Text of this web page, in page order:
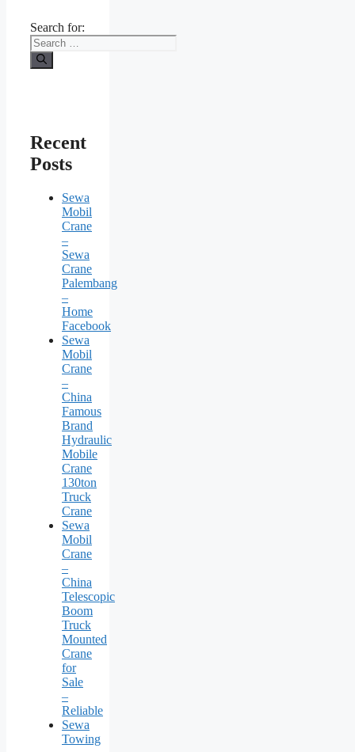
Search for:
Recent
Posts
Sewa
Mobil
Crane
–
Sewa
Crane
Palembang
–
Home
Facebook
Sewa
Mobil
Crane
–
China
Famous
Brand
Hydraulic
Mobile
Crane
130ton
Truck
Crane
Sewa
Mobil
Crane
–
China
Telescopic
Boom
Truck
Mounted
Crane
for
Sale
–
Reliable
Sewa
Towing